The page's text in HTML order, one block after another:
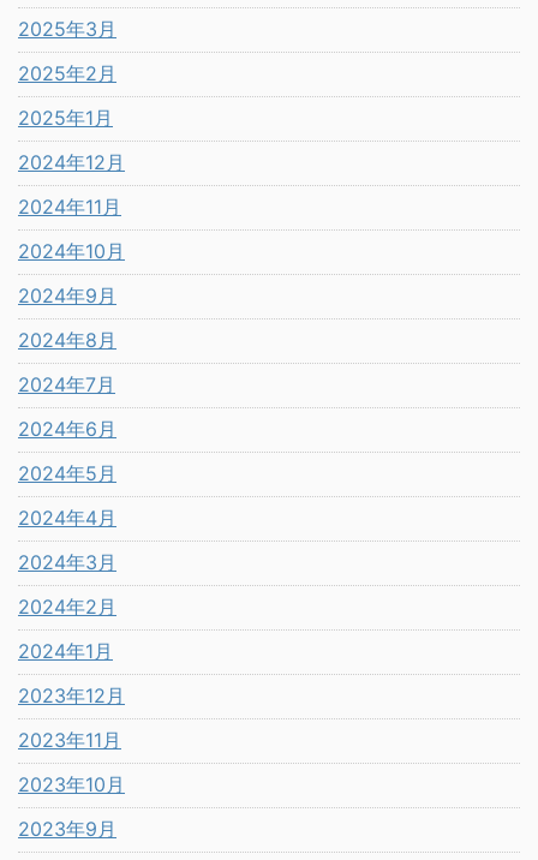
2025年3月
2025年2月
2025年1月
2024年12月
2024年11月
2024年10月
2024年9月
2024年8月
2024年7月
2024年6月
2024年5月
2024年4月
2024年3月
2024年2月
2024年1月
2023年12月
2023年11月
2023年10月
2023年9月